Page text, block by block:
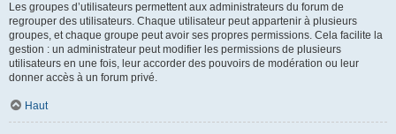
Les groupes d’utilisateurs permettent aux administrateurs du forum de
regrouper des utilisateurs. Chaque utilisateur peut appartenir à plusieurs
groupes, et chaque groupe peut avoir ses propres permissions. Cela facilite la
gestion : un administrateur peut modifier les permissions de plusieurs
utilisateurs en une fois, leur accorder des pouvoirs de modération ou leur
donner accès à un forum privé.
Haut